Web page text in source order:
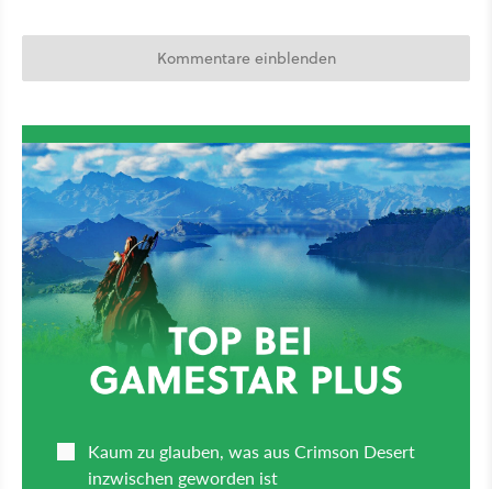
Kommentare einblenden